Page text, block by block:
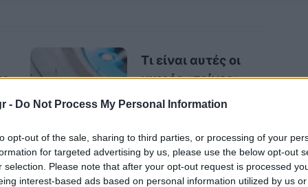
- Do Not Process My Personal Information
opt-out of the sale, sharing to third parties, or processing of your
for targeted advertising by us, please use the below opt-out
selection. Please note that after your opt-out request is processed
interest-based ads based on personal information utilized by us
Τι είναι αυτές οι
μικρές «τρίχες»
από καουτσούκ στα
αυτοκινήτων;